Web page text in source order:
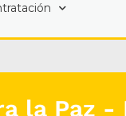
la Paz -